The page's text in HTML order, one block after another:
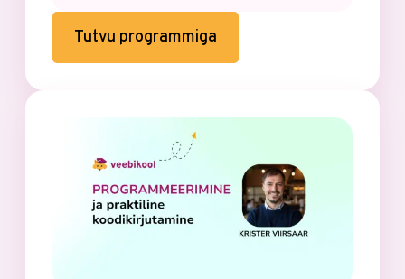
Tutvu programmiga